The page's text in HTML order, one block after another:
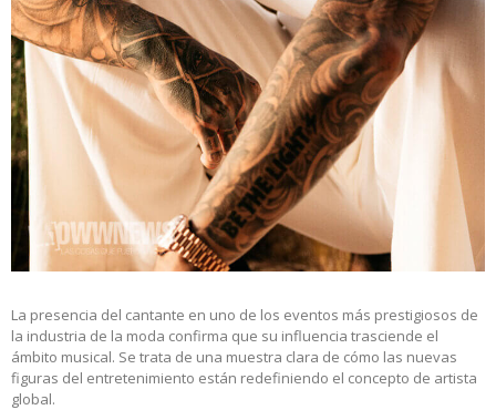
La presencia del cantante en uno de los eventos más prestigiosos de
la industria de la moda confirma que su influencia trasciende el
ámbito musical. Se trata de una muestra clara de cómo las nuevas
figuras del entretenimiento están redefiniendo el concepto de artista
global.